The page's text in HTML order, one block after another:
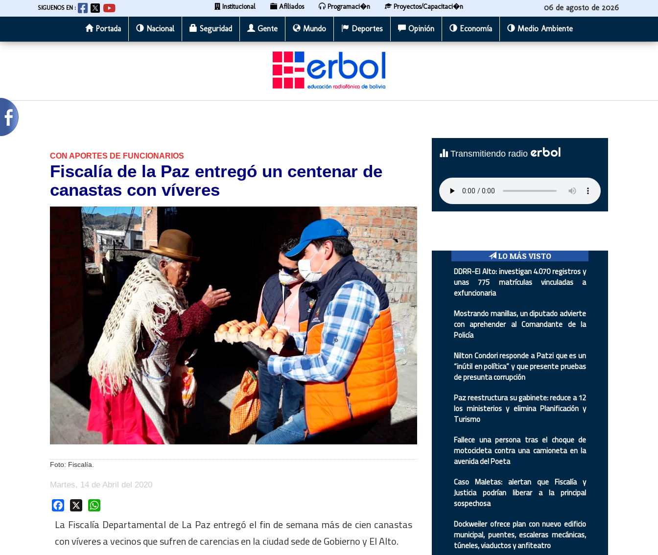
al
SIGUENOS EN : Institucional Afiliados Programaci�n Proyectos/Capacitaci�n 06 de agosto de 2026
Portada Nacional Seguridad Gente Mundo Deportes Opinión Economía Medio Ambiente
CON APORTES DE FUNCIONARIOS
Fiscalía de la Paz entregó un centenar de
canastas con víveres
Foto: Fiscalía.
Martes, 14 de Abril del 2020
Facebook
La Fiscalía Departamental de La Paz entregó el fin de semana más de cien canastas
con víveres a vecinos que sufren de carencias en la ciudad sede de Gobierno y El Alto.
Transmitiendo radio erbol
LO MÁS VISTO
DDRR-El Alto: investigan 4.070 registros y
unas 775 matrículas vinculadas a
exfuncionaria
Mostrando manillas, un diputado advierte
con aprehender al Comandante de la
Policía
Nilton Condori responde a Patzi que es un
“inútil en política” y que presente pruebas
de presunta corrupción
Paz reestructura su gabinete: reduce a 12
los ministerios y elimina Planificación y
Turismo
Fallece una persona tras el choque de
motocicleta contra una camioneta en la
avenida del Poeta
Caso Maletas: alertan que Fiscalía y
Justicia podrían liberar a la principal
sospechosa
Dockweiler ofrece plan con nuevo edificio
municipal, puentes, escaleras mecánicas,
túneles, viaductos y anfiteatro